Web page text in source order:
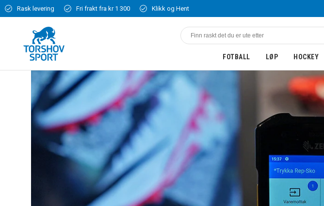
Rask levering Fri frakt fra kr 1 300 Klikk og Hent
FOTBALL LØP HOCKEY